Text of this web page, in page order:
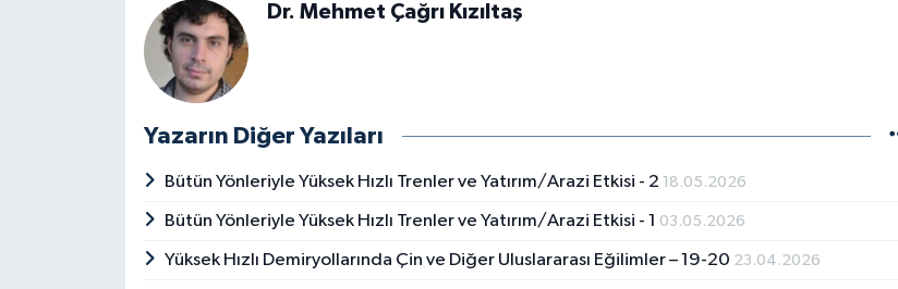
Dr. Mehmet Çağrı Kızıltaş
Yazarın Diğer Yazıları
Bütün Yönleriyle Yüksek Hızlı Trenler ve Yatırım/Arazi Etkisi - 2 18.05.2026
Bütün Yönleriyle Yüksek Hızlı Trenler ve Yatırım/Arazi Etkisi - 1 03.05.2026
Yüksek Hızlı Demiryollarında Çin ve Diğer Uluslararası Eğilimler – 19-20 23.04.2026